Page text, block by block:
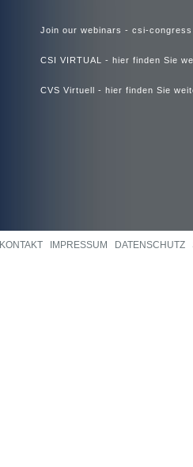
Join our webinars - csi-
CSI VIRTUAL - hier finden Sie
CVS Virtuell - hier finden Sie
KONTAKT IMPRESSUM DATENSCHUTZ